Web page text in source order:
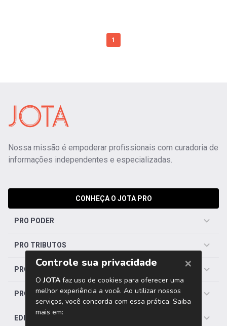
1
Nossa missão é empoderar profissionais com curadoria de
informações independentes e especializadas.
CONHEÇA O JOTA PRO
PRO PODER
PRO TRIBUTOS
PRO TRABALHISTA
PRO SAÚDE
EDITORIAS